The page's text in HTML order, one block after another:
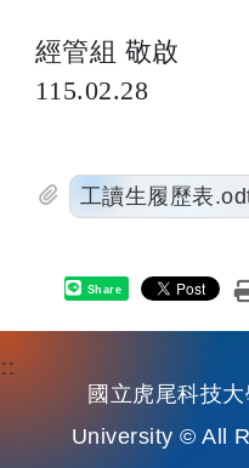
經管組 敬啟
115.02.28
工讀生履歷表
Share
國立虎尾科技
University © All